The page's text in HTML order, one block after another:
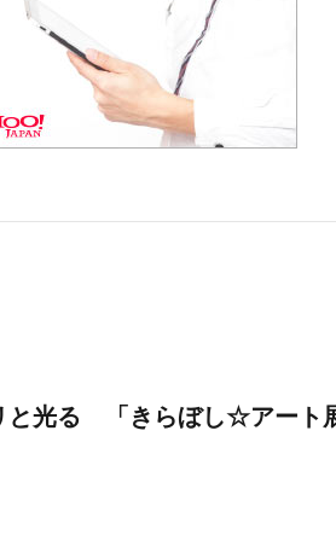
光る 「きらぼし☆アート